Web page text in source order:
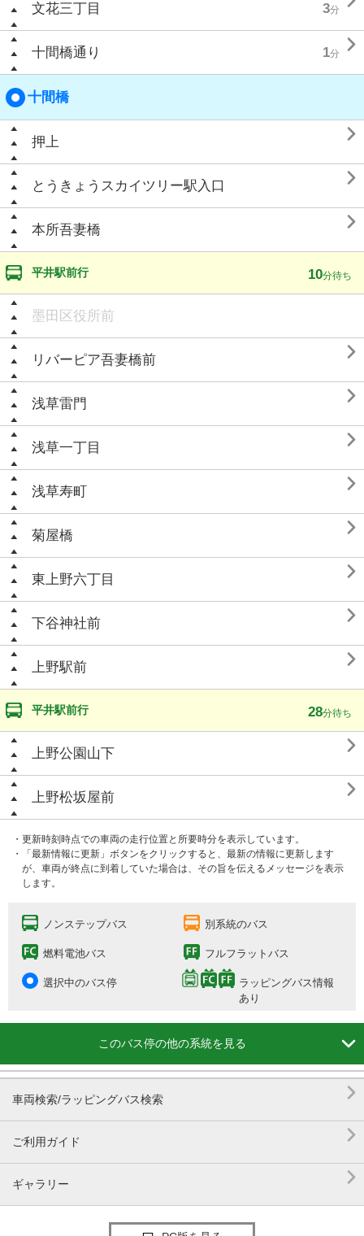
文花三丁目 3分
十間橋通り 1分 
十間橋
押上 
とうきょうスカイツリー駅入口 
本所吾妻橋 
平井駅前行 10分待ち
墨田区役所前
リバーピア吾妻橋前 
浅草雷門 
浅草一丁目 
浅草寿町 
菊屋橋 
東上野六丁目 
下谷神社前 
上野駅前 
平井駅前行 28分待ち
上野公園山下 
上野松坂屋前 
・更新時刻時点での車両の走行位置と所要時分を表示しています。
・「最新情報に更新」ボタンをクリックすると、最新の情報に更新します
が、車両が終点に到着していた場合は、その旨を伝えるメッセージを表示
します。
ノンステップバス 別系統のバス
燃料電池バス フルフラットバス
選択中のバス停
ラッピングバス情報
あり
このバス停の他の系統を見る 
車両検索/ラッピングバス検索 
ご利用ガイド 
ギャラリー 